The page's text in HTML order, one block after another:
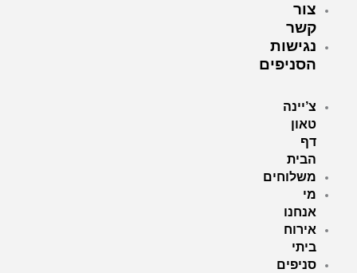
צור
קשר
נגישות
הסניפים
צ’יינה
טאון
דף
הבית
משלוחים
מי
אנחנו
אירוח
ביתי
סניפים